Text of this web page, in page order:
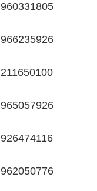
960331805
966235926
211650100
965057926
926474116
962050776